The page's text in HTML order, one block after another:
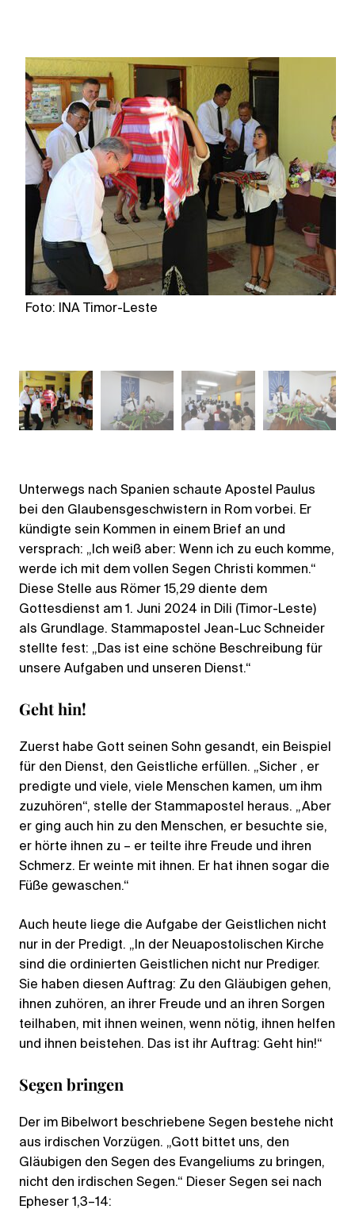
Foto: INA Timor-Leste
Unterwegs nach Spanien schaute Apostel Paulus
bei den Glaubensgeschwistern in Rom vorbei. Er
kündigte sein Kommen in einem Brief an und
versprach: „Ich weiß aber: Wenn ich zu euch komme,
werde ich mit dem vollen Segen Christi kommen.“
Diese Stelle aus Römer 15,29 diente dem
Gottesdienst am 1. Juni 2024 in Dili (Timor-Leste)
als Grundlage. Stammapostel Jean-Luc Schneider
stellte fest: „Das ist eine schöne Beschreibung für
unsere Aufgaben und unseren Dienst.“
Geht hin!
Zuerst habe Gott seinen Sohn gesandt, ein Beispiel
für den Dienst, den Geistliche erfüllen. „Sicher , er
predigte und viele, viele Menschen kamen, um ihm
zuzuhören“, stelle der Stammapostel heraus. „Aber
er ging auch hin zu den Menschen, er besuchte sie,
er hörte ihnen zu – er teilte ihre Freude und ihren
Schmerz. Er weinte mit ihnen. Er hat ihnen sogar die
Füße gewaschen.“
Auch heute liege die Aufgabe der Geistlichen nicht
nur in der Predigt. „In der Neuapostolischen Kirche
sind die ordinierten Geistlichen nicht nur Prediger.
Sie haben diesen Auftrag: Zu den Gläubigen gehen,
ihnen zuhören, an ihrer Freude und an ihren Sorgen
teilhaben, mit ihnen weinen, wenn nötig, ihnen helfen
und ihnen beistehen. Das ist ihr Auftrag: Geht hin!“
Segen bringen
Der im Bibelwort beschriebene Segen bestehe nicht
aus irdischen Vorzügen. „Gott bittet uns, den
Gläubigen den Segen des Evangeliums zu bringen,
nicht den irdischen Segen.“ Dieser Segen sei nach
Epheser 1,3–14: